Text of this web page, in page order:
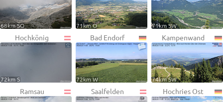
68km SO 71km O 71km SW
Hochkönig
72km S
Bad Endorf
72km W
Kampenwand
74km SW
Ramsau Saalfelden Hochries Ost